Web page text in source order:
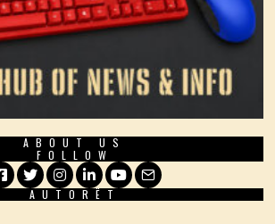
ABOUT US
FOLLOW
Facebook
TwitterInstagram
LinkedIn
YouTube
Email
AUTORËT